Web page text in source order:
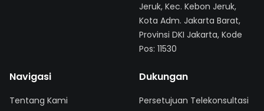
Jeruk, Kec. Kebon Jeruk,
Kota Adm. Jakarta Barat,
Provinsi DKI Jakarta, Kode
Pos: 11530
Navigasi
Tentang Kami
Dukungan
Persetujuan Telekonsultasi